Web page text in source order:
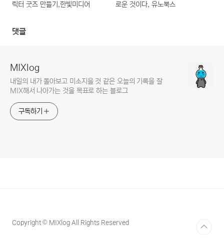
릭터 굿즈 만들기,한빛미디어
로운 것이다, 유노북스
댓글
MIXlog
내일의 내가 돌아보고 미소지을 것 같은 오늘의 기록을 잘
MIX해서 나아가는 것을 목표로 하는 블로그
구독하기
Copyright © MIXlog All Rights Reserved